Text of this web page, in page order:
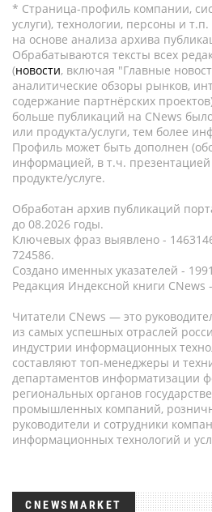
* Страница-профиль компании,
услуги), технологии, персоны и
на основе анализа архива
Обрабатываются тексты всех
(новости, включая "Главные
аналитические обзоры рынков,
содержание партнёрских
больше публикаций на CNews
или продукта/услуги, тем более
Профиль может быть дополнен
информацией, в т.ч.
продукте/услуге.
Обработан архив публикаций
до 08.2026 годы.
Ключевых фраз выявлено -
724586.
Создано именных указателей -
Редакция Индексной книги CNews -
Читатели CNews — это
из самых успешных отраслей
индустрии информационных
составляют топ-менеджеры и
департаментов информатизации
региональных органов
промышленных компаний,
руководители и сотрудники
информационных технологий и
CNEWSMARKET